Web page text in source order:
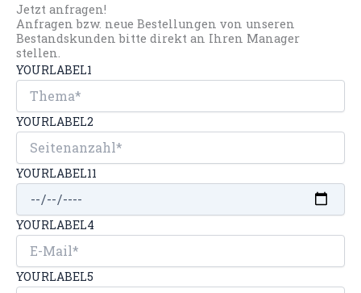
Jetzt anfragen!
Anfragen bzw. neue Bestellungen von unseren
Bestandskunden bitte direkt an Ihren Manager
stellen.
YOURLABEL1
YOURLABEL2
YOURLABEL11
YOURLABEL4
YOURLABEL5